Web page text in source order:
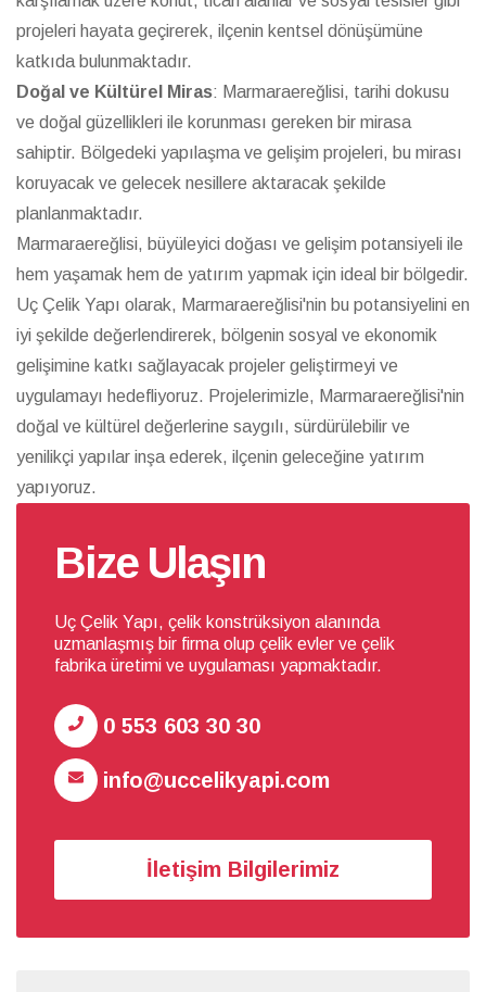
projeleri hayata geçirerek, ilçenin kentsel dönüşümüne
katkıda bulunmaktadır.
Doğal ve Kültürel Miras: Marmaraereğlisi, tarihi dokusu
ve doğal güzellikleri ile korunması gereken bir mirasa
sahiptir. Bölgedeki yapılaşma ve gelişim projeleri, bu mirası
koruyacak ve gelecek nesillere aktaracak şekilde
planlanmaktadır.
Marmaraereğlisi, büyüleyici doğası ve gelişim potansiyeli ile
hem yaşamak hem de yatırım yapmak için ideal bir bölgedir.
Uç Çelik Yapı olarak, Marmaraereğlisi'nin bu potansiyelini en
iyi şekilde değerlendirerek, bölgenin sosyal ve ekonomik
gelişimine katkı sağlayacak projeler geliştirmeyi ve
uygulamayı hedefliyoruz. Projelerimizle, Marmaraereğlisi'nin
doğal ve kültürel değerlerine saygılı, sürdürülebilir ve
yenilikçi yapılar inşa ederek, ilçenin geleceğine yatırım
yapıyoruz.
Bize Ulaşın
Uç Çelik Yapı, çelik konstrüksiyon alanında
uzmanlaşmış bir firma olup çelik evler ve çelik
fabrika üretimi ve uygulaması yapmaktadır.
0 553 603 30 30
info@uccelikyapi.com
İletişim Bilgilerimiz